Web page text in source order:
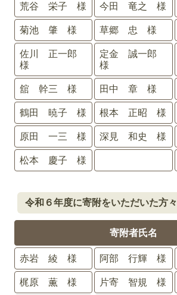
荒谷 栄子 様 今田 竜之 様
菊池 肇 様 草郷 忠 様
佐川 正一郎
様
定金 誠一郎
様
舘 幹三 様 田中 章 様
鶴田 暁子 様 根本 正昭 様
原田 一三 様 深見 和史 様
松本 慶子 様
令和６年度に寄附をいただいた方々
寄附者氏名
赤岩 綾 様 阿部 行輝 様
梶原 薫 様 片寄 智規 様